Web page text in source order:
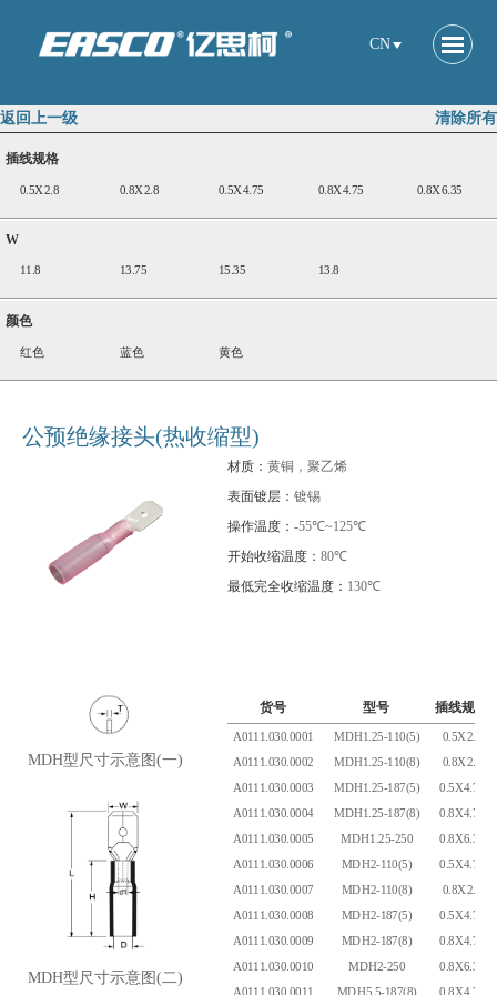
CN
清除所有
返回上一级
插线规格
0.5X2.8 0.8X2.8 0.5X4.75 0.8X4.75 0.8X6.35
W
11.8 13.75 15.35 13.8
颜色
红色 蓝色 黄色
公预绝缘接头(热收缩型)
材质： 黄铜，聚乙烯
表面镀层： 镀锡
操作温度： -55℃~125℃
开始收缩温度： 80℃
最低完全收缩温度： 130℃
MDH型尺寸示意图(一)
MDH型尺寸示意图(二)
货号 型号 插线规格
A0111.030.0001 MDH1.25-110(5)
0.5X2.8
A0111.030.0002
MDH1.25-110(8)
0.8X2.8
A0111.030.0003
MDH1.25-187(5)
0.5X4.75
A0111.030.0004
MDH1.25-187(8)
0.8X4.75
A0111.030.0005
MDH1.25-250
0.8X6.35
A0111.030.0006
MDH2-110(5)
0.5X4.75
A0111.030.0007
MDH2-110(8)
0.8X2.8
A0111.030.0008
MDH2-187(5)
0.5X4.75
A0111.030.0009
MDH2-187(8)
0.8X4.75
A0111.030.0010
MDH2-250
0.8X6.35
A0111.030.0011
MDH5.5-187(8)
0.8X4.75